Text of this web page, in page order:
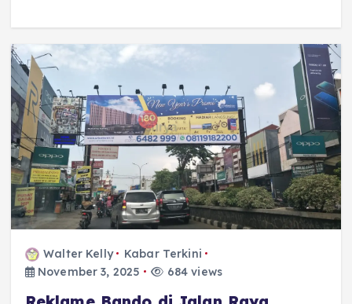
Walter Kelly
Kabar Terkini
November 3, 2025
684 views